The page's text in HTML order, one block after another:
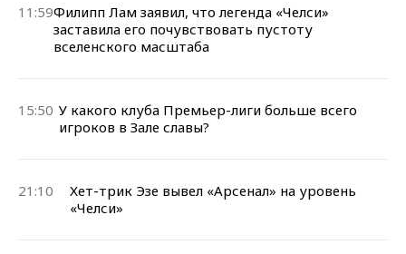
11:59Филипп Лам заявил, что легенда «Челси»
заставила его почувствовать пустоту
вселенского масштаба
15:50 У какого клуба Премьер-лиги больше всего
игроков в Зале славы?
21:10
Хет-трик Эзе вывел «Арсенал» на уровень
«Челси»